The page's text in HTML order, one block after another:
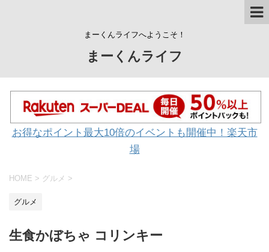
まーくんライフへようこそ！
まーくんライフ
お得なポイント最大10倍のイベントも開催中！楽天市
場
HOME > グルメ >
グルメ
生食かぼちゃ コリンキー